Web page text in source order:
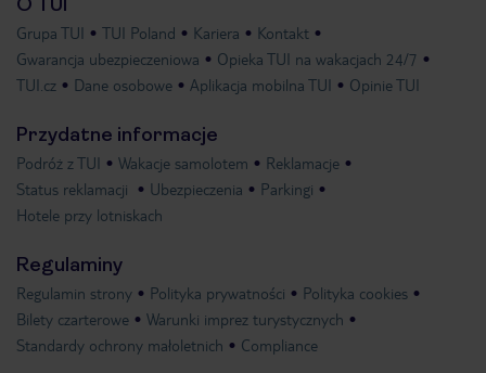
O TUI
Grupa TUI TUI Poland Kariera
Kontakt
Gwarancja ubezpieczeniowa
Opieka TUI na wakacjach 24/7
TUI.cz
Dane osobowe Aplikacja mobilna TUI Opinie TUI
Przydatne informacje
Podróż z TUI Wakacje samolotem
Reklamacje
Status reklamacji
Ubezpieczenia
Parkingi
Hotele przy lotniskach
Regulaminy
Regulamin strony Polityka prywatności
Polityka cookies
Bilety czarterowe
Warunki imprez turystycznych
Standardy ochrony małoletnich
Compliance